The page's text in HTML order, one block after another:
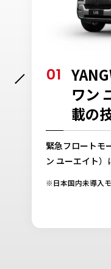
01
ワン
載の
緊急フロートモ
ン ユーエイト）
※日本国内未導入